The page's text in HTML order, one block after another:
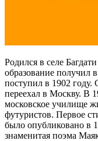
Родился в селе
образование получил
поступил в 1902 году.
переехал в Москву. В
московское училище
футуристов. Первое
было опубликовано в
знаменитая поэма